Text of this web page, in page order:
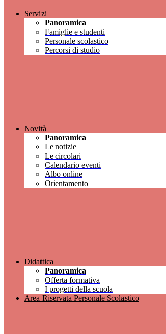
Servizi
Panoramica
Famiglie e studenti
Personale scolastico
Percorsi di studio
Novità
Panoramica
Le notizie
Le circolari
Calendario eventi
Albo online
Orientamento
Didattica
Panoramica
Offerta formativa
I progetti della scuola
Area Riservata Personale Scolastico